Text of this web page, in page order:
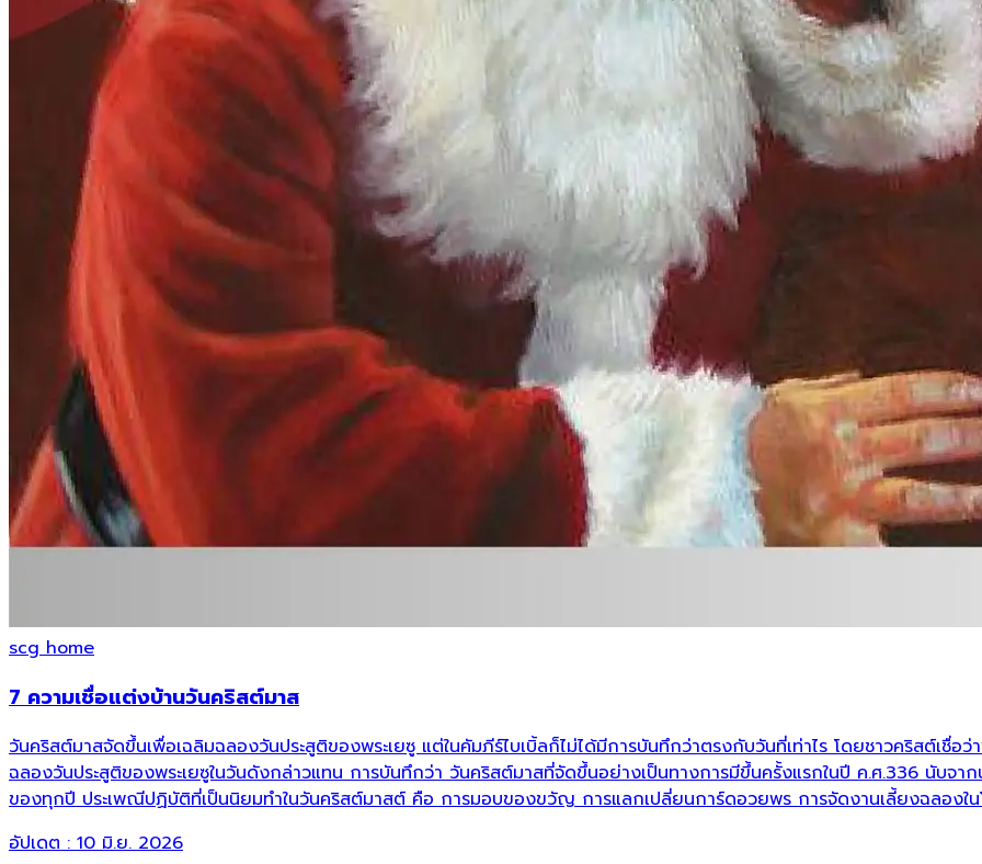
scg home
7 ความเชื่อแต่งบ้านวันคริสต์มาส
วันคริสต์มาสจัดขึ้นเพื่อเฉลิมฉลองวันประสูติของพระเยซู แต่ในคัมภีร์ไบเบิ้ลก็ไม่ได้มีการบันทึกว่าตรงกับวันที่เท่าไร โดยชาวคริสต์เชื่อว่
ฉลองวันประสูติของพระเยซูในวันดังกล่าวแทน การบันทึกว่า วันคริสต์มาสที่จัดขึ้นอย่างเป็นทางการมีขึ้นครั้งแรกในปี ค.ศ.336 นับจ
ของทุกปี ประเพณีปฏิบัติที่เป็นนิยมทำในวันคริสต์มาสต์ คือ การมอบของขวัญ การแลกเปลี่ยนการ์ดอวยพร การจัดงานเลี้ยงฉลองใน
อัปเดต : 10 มิ.ย. 2026